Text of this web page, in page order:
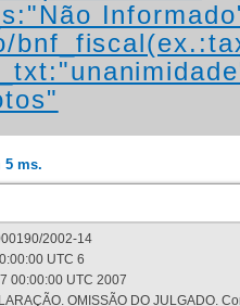
5 ms.
2002-14
UTC 6
00:00:00 UTC 2007
OMISSÃO DO JULGADO.